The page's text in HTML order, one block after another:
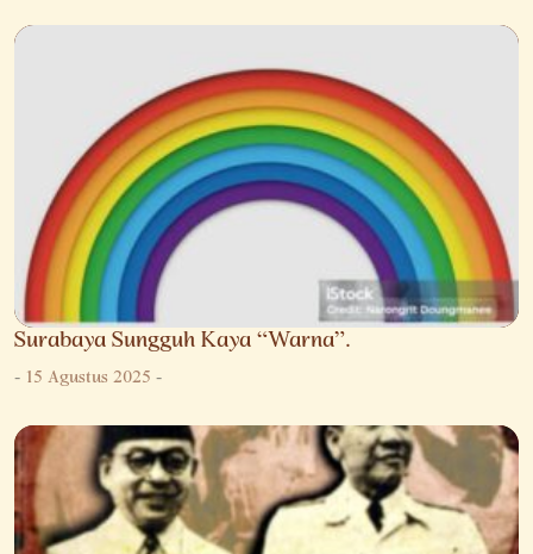
Surabaya Sungguh Kaya “Warna”.
-15 Agustus 2025-